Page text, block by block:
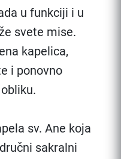
u funkciji i u
svete mise.
kapelica,
i ponovno
sv. Ane koja
sakralni